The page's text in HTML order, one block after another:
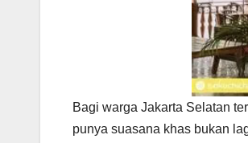
Bagi warga Jakarta Selatan
punya suasana khas bukan